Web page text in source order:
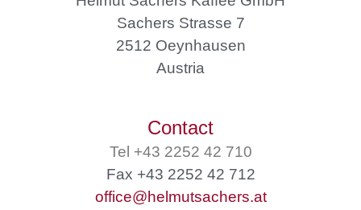
Sachers Strasse 7
2512 Oeynhausen
Austria
Contact
Tel +43 2252 42 710
Fax +43 2252 42 712
office@helmutsachers.at